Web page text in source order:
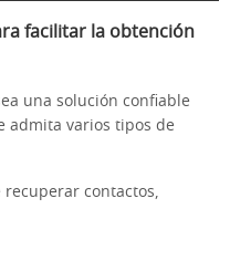
facilitar la obtención
una solución confiable
admita varios tipos de
contactos,